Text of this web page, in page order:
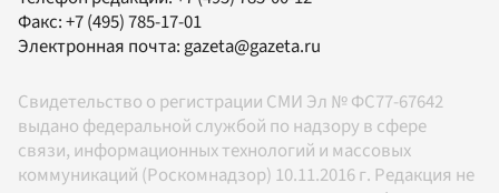
Факс:+7 (495) 785-17-01
Электронная почта: gazeta@gazeta.ru
Свидетельство о регистрации СМИ Эл № ФС77-67642
выдано федеральной службой по надзору в сфере
связи, информационных технологий и массовых
коммуникаций (Роскомнадзор) 10.11.2016 г. Редакция не